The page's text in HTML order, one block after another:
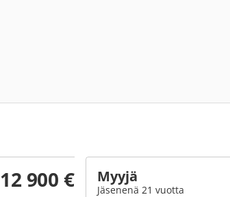
12 900 € Myyjä
Jäsenenä 21 vuotta